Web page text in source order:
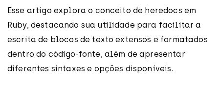
Esse artigo explora o conceito de heredocs em
Ruby, destacando sua utilidade para facilitar a
escrita de blocos de texto extensos e formatados
dentro do código-fonte, além de apresentar
diferentes sintaxes e opções disponíveis.